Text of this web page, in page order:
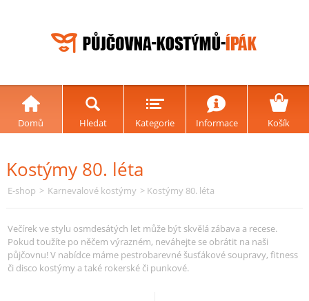
Domů Hledat Kategorie Informace Košík
Kostýmy 80. léta
E-shop > Karnevalové kostýmy > Kostýmy 80. léta
Večírek ve stylu osmdesátých let může být skvělá zábava a recese.
Pokud toužíte po něčem výrazném, neváhejte se obrátit na naši
půjčovnu! V nabídce máme pestrobarevné šusťákové soupravy, fitness
či disco kostýmy a také rokerské či punkové.